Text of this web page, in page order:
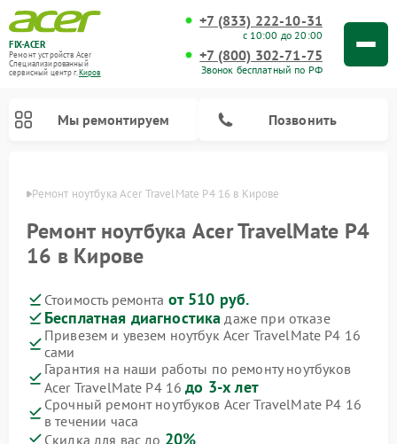
FIX-ACER
Ремонт устройств Acer
Специализированный
cервисный центр г.Киров
+7 (833) 222-10-31
с 10:00 до 20:00
+7 (800) 302-71-75
Звонок бесплатный по РФ
Мы ремонтируем Позвонить
Ремонт ноутбука Acer TravelMate P4 16 в Кирове
Ремонт ноутбука Acer TravelMate P4
16 в Кирове
Стоимость ремонта от 510 руб.
Бесплатная диагностика даже при отказе
Привезем и увезем ноутбук Acer TravelMate P4 16
сами
Гарантия на наши работы по ремонту ноутбуков
Acer TravelMate P4 16до 3-х лет
Срочный ремонт ноутбуков Acer TravelMate P4 16
в течении часа
Скидка для вас до 20%